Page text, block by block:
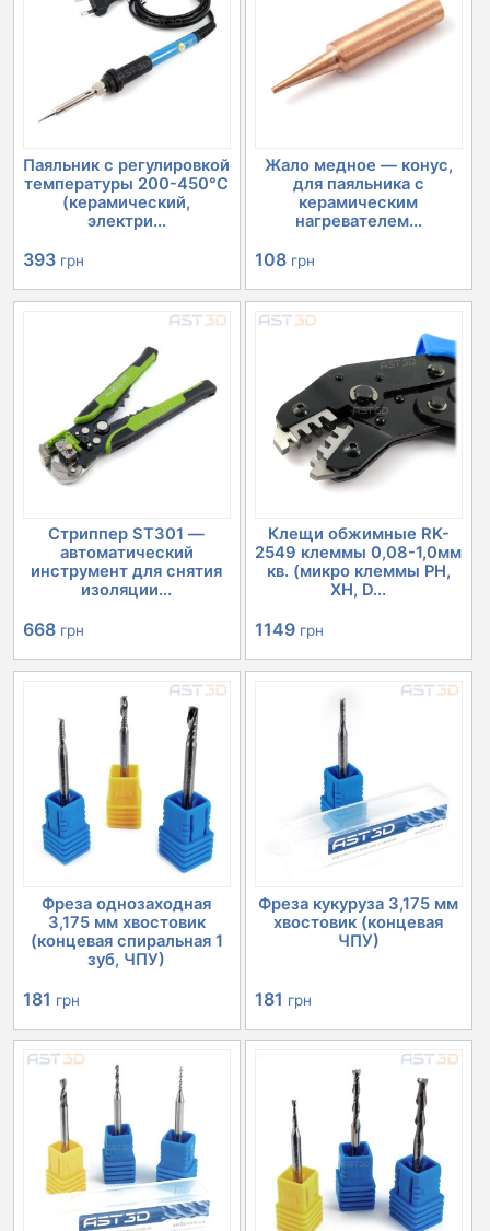
Паяльник с регулировкой
температуры 200-450°C
(керамический,
электри...
393 грн
Жало медное — конус,
для паяльника с
керамическим
нагревателем...
108 грн
Стриппер ST301 —
автоматический
инструмент для снятия
изоляции...
668 грн
Клещи обжимные RK-
2549 клеммы 0,08-1,0мм
кв. (микро клеммы PH,
XH, D...
1149 грн
Фреза однозаходная
3,175 мм хвостовик
(концевая спиральная 1
зуб, ЧПУ)
181 грн
Фреза кукуруза 3,175 мм
хвостовик (концевая
ЧПУ)
181 грн